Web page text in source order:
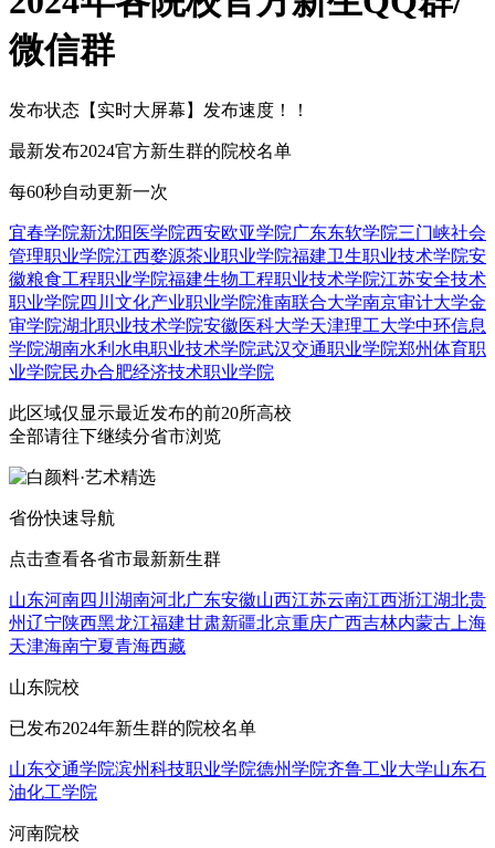
微信群
发布状态 【实时大屏幕】 发布速度！！
最新发布2024官方新生群的院校名单
每60秒自动更新一次
宜春学院新沈阳医学院西安欧亚学院广东东软学院三门峡社会
管理职业学院江西婺源茶业职业学院福建卫生职业技术学院安
徽粮食工程职业学院福建生物工程职业技术学院江苏安全技术
职业学院 四川文化产业职业学院淮南联合大学南京审计大学金
审学院湖北职业技术学院安徽医科大学天津理工大学中环信息
学院湖南水利水电职业技术学院武汉交通职业学院郑州体育职
业学院民办合肥经济技术职业学院
此区域仅显示最近发布的前20所高校
全部请往下继续分省市浏览
省份快速导航
点击查看各省市最新新生群
山东河南四川 湖南河北广东安徽山西江苏云南江西浙江湖北贵
州辽宁陕西黑龙江福建甘肃新疆北京重庆广西吉林内蒙古 上海
天津海南宁夏青海西藏
山东院校
已发布2024年新生群的院校名单
山东交通学院滨州科技职业学院德州学院齐鲁工业大学山东石
油化工学院
河南院校